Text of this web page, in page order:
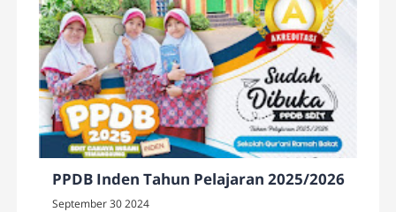
PPDB Inden Tahun Pelajaran 2025/2026
September 30 2024